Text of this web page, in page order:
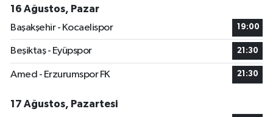
16 Ağustos, Pazar
Başakşehir - Kocaelispor
19:00
Beşiktaş - Eyüpspor 21:30
Amed - Erzurumspor FK 21:30
17 Ağustos, Pazartesi